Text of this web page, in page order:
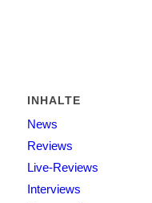
INHALTE
News
Reviews
Live-Reviews
Interviews